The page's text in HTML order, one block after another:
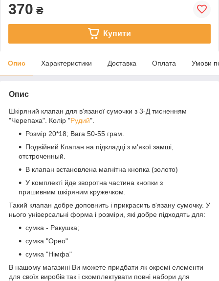
370 ₴
Купити
Опис Характеристики Доставка Оплата Умови
Опис
Шкіряний клапан для в'язаної сумочки з 3-Д тисненням
"Черепаха". Колір "Рудий".
Розмір 20*18; Вага 50-55 грам.
Подвійний Клапан на підкладці з м'якої замші,
отстроченный.
В клапан встановлена магнітна кнопка (золото)
У комплекті йде зворотна частина кнопки з
пришивним шкіряним кружечком.
Такий клапан добре доповнить і прикрасить в'язану сумочку. У
нього універсальні форма і розміри, які добре підходять для:
сумка - Ракушка;
сумка "Орео"
сумка "Німфа"
В нашому магазині Ви можете придбати як окремі елементи
для своїх виробів так і скомплектувати повні набори для